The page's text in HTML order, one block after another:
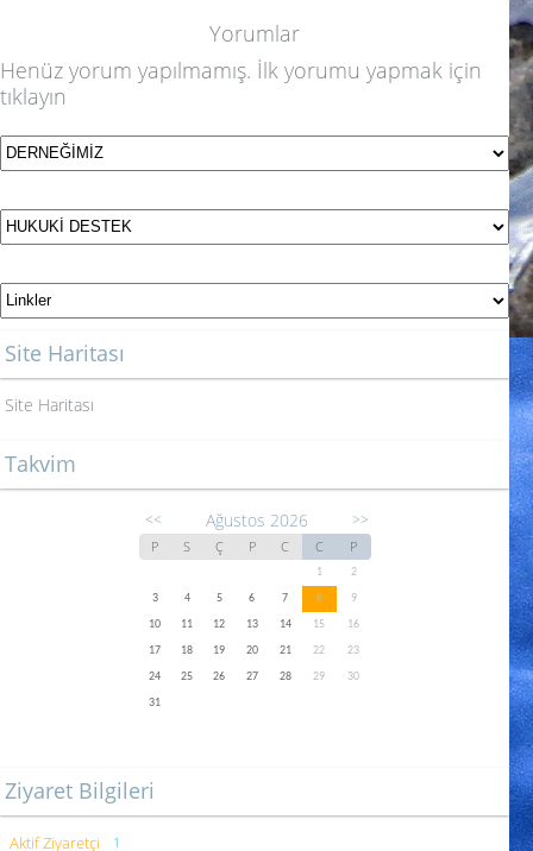
Yorumlar
Henüz yorum yapılmamış. İlk yorumu yapmak için
tıklayın
Site Haritası
Site Haritası
Takvim
<< Ağustos 2026 >>
P S Ç P C C P
1
2
3
4 5 6 7 8
9
10
11 12 13 14 15
16
17
18 19 20 21 22
23
24
25 26 27 28 29
30
31
Ziyaret Bilgileri
Aktif Ziyaretçi 1